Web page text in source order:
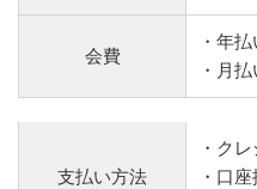
会費
・年
・月
支払い方法
・ク
・口